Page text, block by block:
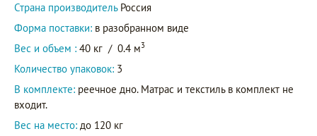
Страна производитель Россия
Форма поставки: в разобранном виде
Вес и объем : 40 кг / 0.4 м3
Количество упаковок: 3
В комплекте: реечное дно. Матрас и текстиль в комплект не
входит.
Вес на место: до 120 кг